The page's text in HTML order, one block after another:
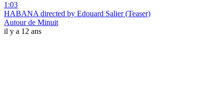
1:03
HABANA directed by Edouard Salier (Teaser)
Autour de Minuit
il y a 12 ans